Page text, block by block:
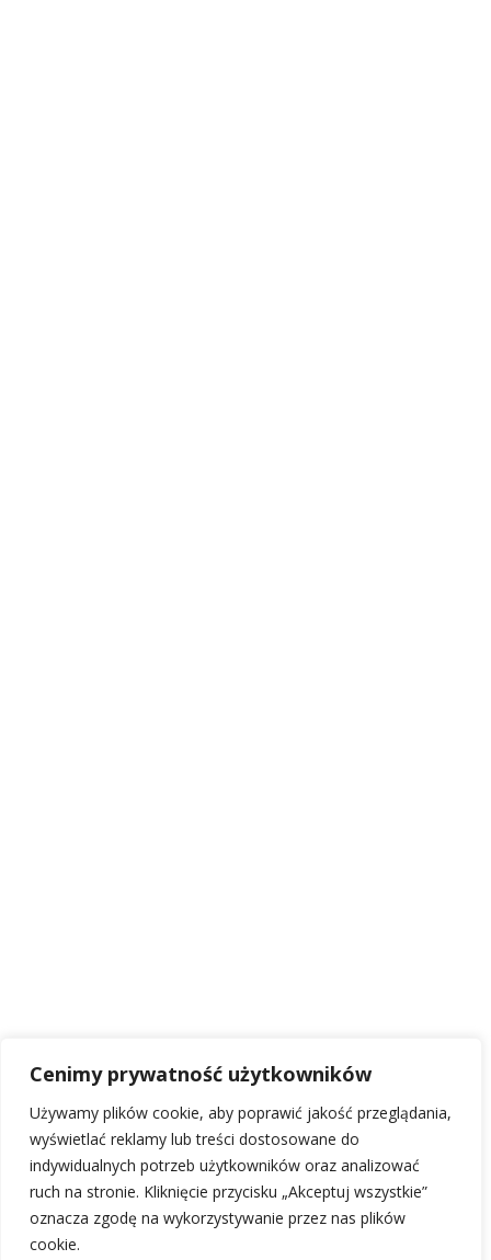
Cenimy prywatność użytkowników
Używamy plików cookie, aby poprawić jakość przeglądania,
wyświetlać reklamy lub treści dostosowane do
indywidualnych potrzeb użytkowników oraz analizować
ruch na stronie. Kliknięcie przycisku „Akceptuj wszystkie”
oznacza zgodę na wykorzystywanie przez nas plików
cookie.